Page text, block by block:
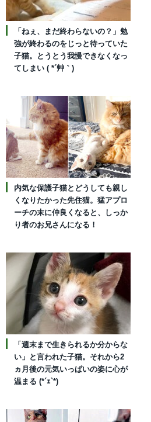
「ねぇ、まだ終わらないの？」勉
強が終わるのをじっと待っていた
子猫。とうとう我慢できなくなっ
てしまい ( *´艸｀)
内気な保護子猫とどうしても親し
くなりたかった先住猫。猛アプロ
ーチの末に仲良くなると、しっか
り者のお兄さんになる！
「週末まで生きられるか分からな
い」と言われた子猫。それから2
ヵ月後の元気いっぱいの姿に心が
温まる (*´ｪ`*)